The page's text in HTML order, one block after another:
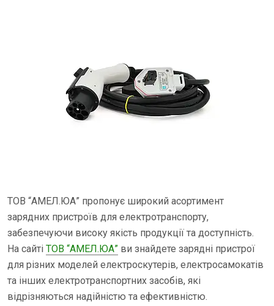
ТОВ “АМЕЛ.ЮА” пропонує широкий асортимент
зарядних пристроїв для електротранспорту,
забезпечуючи високу якість продукції та доступність.
На сайті ТОВ “АМЕЛ.ЮА” ви знайдете зарядні пристрої
для різних моделей електроскутерів, електросамокатів
та інших електротранспортних засобів, які
відрізняються надійністю та ефективністю.